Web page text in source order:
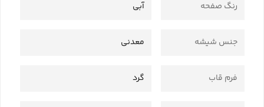
رنگ صفحه آبی
جنس شیشه معدنی
فرم قاب گرد